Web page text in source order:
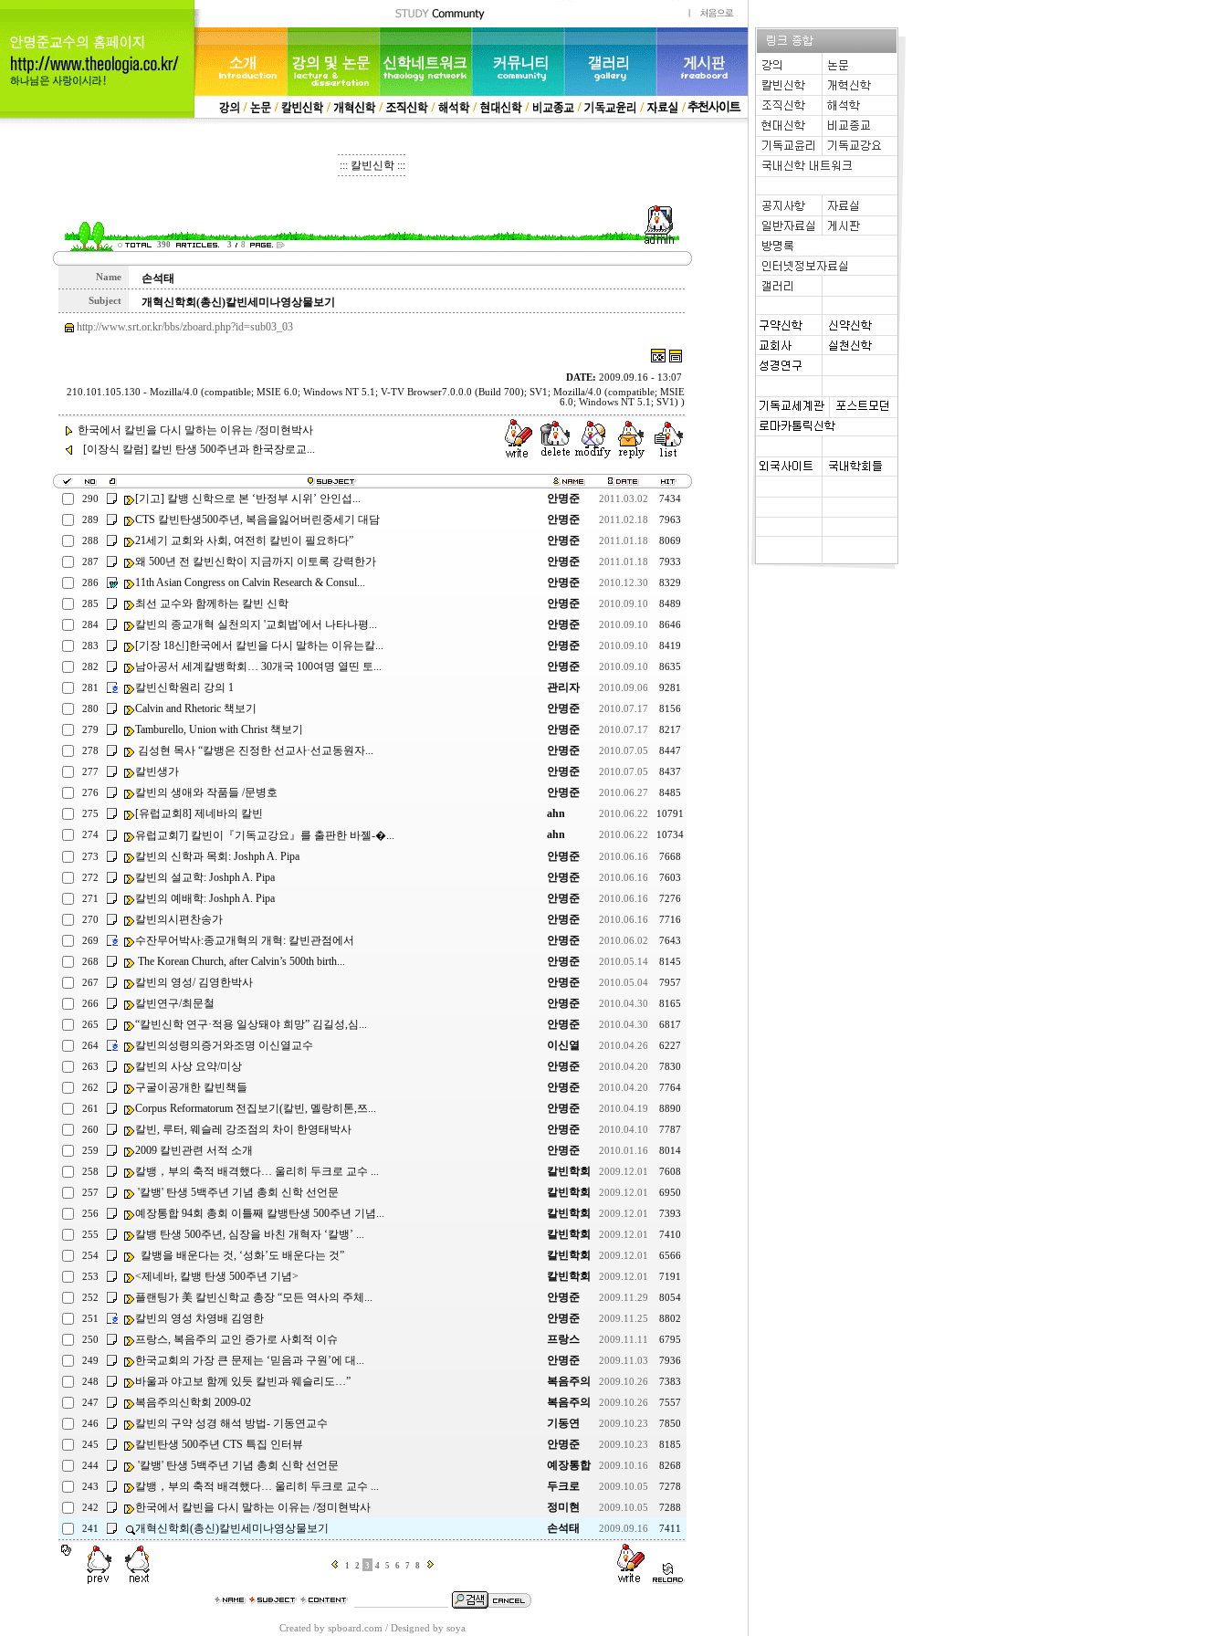
::: 칼빈신학 :::
390 3 8
Name 손석태
Subject
개혁신학회(총신)칼빈세미나영상물보기
http://www.srt.or.kr/bbs/zboard.php?id=sub03_03
DATE: 2009.09.16 - 13:07
210.101.105.130 - Mozilla/4.0 (compatible; MSIE 6.0; Windows NT 5.1; V-TV Browser7.0.0.0 (Build 700); SV1; Mozilla/4.0 (compatible; MSIE
6.0; Windows NT 5.1; SV1) )
한국에서 칼빈을 다시 말하는 이유는 /정미현박사
[이장식 칼럼] 칼빈 탄생 500주년과 한국장로교...
290 [기고] 칼뱅 신학으로 본 ‘반정부 시위’ 안인섭... 안명준 2011.03.02 7434
289 CTS 칼빈탄생500주년, 복음을잃어버린중세기 대담 안명준 2011.02.18 7963
288 21세기 교회와 사회, 여전히 칼빈이 필요하다” 안명준 2011.01.18 8069
287 왜 500년 전 칼빈신학이 지금까지 이토록 강력한가 안명준 2011.01.18 7933
286 11th Asian Congress on Calvin Research & Consul... 안명준 2010.12.30 8329
285 최선 교수와 함께하는 칼빈 신학 안명준 2010.09.10 8489
284 칼빈의 종교개혁 실천의지 '교회법'에서 나타나평... 안명준 2010.09.10 8646
283 [기장 18신]한국에서 칼빈을 다시 말하는 이유는칼... 안명준 2010.09.10 8419
282 남아공서 세계칼뱅학회… 30개국 100여명 열띤 토... 안명준 2010.09.10 8635
281 칼빈신학원리 강의 1 관리자 2010.09.06 9281
280 Calvin and Rhetoric 책보기 안명준 2010.07.17 8156
279 Tamburello, Union with Christ 책보기 안명준 2010.07.17 8217
278 김성현 목사 “칼뱅은 진정한 선교사·선교동원자... 안명준 2010.07.05 8447
277 칼빈생가 안명준 2010.07.05 8437
276 칼빈의 생애와 작품들 /문병호 안명준 2010.06.27 8485
275 [유럽교회8] 제네바의 칼빈 ahn 2010.06.22 10791
274 유럽교회7] 칼빈이『기독교강요』를 출판한 바젤-�... ahn 2010.06.22 10734
273 칼빈의 신학과 목회: Joshph A. Pipa 안명준 2010.06.16 7668
272 칼빈의 설교학: Joshph A. Pipa 안명준 2010.06.16 7603
271 칼빈의 예배학: Joshph A. Pipa 안명준 2010.06.16 7276
270 칼빈의시편찬송가 안명준 2010.06.16 7716
269 수잔무어박사:종교개혁의 개혁: 칼빈관점에서 안명준 2010.06.02 7643
268 The Korean Church, after Calvin’s 500th birth... 안명준 2010.05.14 8145
267 칼빈의 영성/ 김영한박사 안명준 2010.05.04 7957
266 칼빈연구/최문철 안명준 2010.04.30 8165
265 “칼빈신학 연구·적용 일상돼야 희망” 김길성,심... 안명준 2010.04.30 6817
264 칼빈의성령의증거와조명 이신열교수 이신열 2010.04.26 6227
263 칼빈의 사상 요약/미상 안명준 2010.04.20 7830
262 구굴이공개한 칼빈책들 안명준 2010.04.20 7764
261 Corpus Reformatorum 전집보기(칼빈, 멜랑히톤,쯔... 안명준 2010.04.19 8890
260 칼빈, 루터, 웨슬레 강조점의 차이 한영태박사 안명준 2010.04.10 7787
259 2009 칼빈관련 서적 소개 안명준 2010.01.16 8014
258 칼뱅，부의 축적 배격했다… 울리히 두크로 교수 ... 칼빈학회 2009.12.01 7608
257 '칼뱅' 탄생 5백주년 기념 총회 신학 선언문 칼빈학회 2009.12.01 6950
256 예장통합 94회 총회 이틀째 칼뱅탄생 500주년 기념... 칼빈학회 2009.12.01 7393
255 칼뱅 탄생 500주년, 심장을 바친 개혁자 ‘칼뱅’ ... 칼빈학회 2009.12.01 7410
254 칼뱅을 배운다는 것, ‘성화’도 배운다는 것” 칼빈학회 2009.12.01 6566
253 <제네바, 칼뱅 탄생 500주년 기념> 칼빈학회 2009.12.01 7191
252 플랜팅가 美 칼빈신학교 총장 “모든 역사의 주체... 안명준 2009.11.29 8054
251 칼빈의 영성 차영배 김영한 안명준 2009.11.25 8802
250 프랑스, 복음주의 교인 증가로 사회적 이슈 프랑스 2009.11.11 6795
249 한국교회의 가장 큰 문제는 ‘믿음과 구원’에 대... 안명준 2009.11.03 7936
248 바울과 야고보 함께 있듯 칼빈과 웨슬리도…” 복음주의 2009.10.26 7383
247 복음주의신학회 2009-02 복음주의 2009.10.26 7557
246 칼빈의 구약 성경 해석 방법- 기동연교수 기동연 2009.10.23 7850
245 칼빈탄생 500주년 CTS 특집 인터뷰 안명준 2009.10.23 8185
244 '칼뱅' 탄생 5백주년 기념 총회 신학 선언문 예장통합 2009.10.16 8268
243 칼뱅，부의 축적 배격했다… 울리히 두크로 교수 ... 두크로 2009.10.05 7278
242 한국에서 칼빈을 다시 말하는 이유는 /정미현박사 정미현 2009.10.05 7288
241 개혁신학회(총신)칼빈세미나영상물보기 손석태 2009.09.16 7411
1 2 3 4 5 6 7 8
Created by spboard.com / Designed by soya